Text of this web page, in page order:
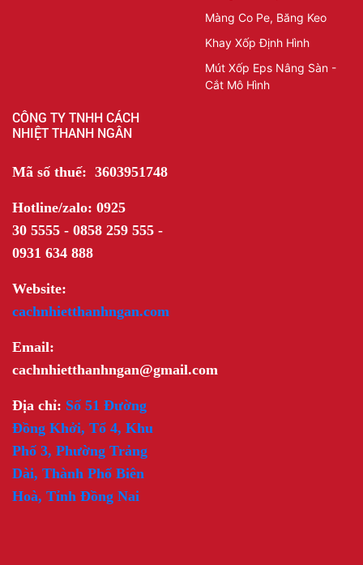
Màng Co Pe, Băng Keo
Khay Xốp Định Hình
Mút Xốp Eps Nâng Sàn -
Cắt Mô Hình
CÔNG TY TNHH CÁCH
NHIỆT THANH NGÂN
Mã số thuế: 3603951748
Hotline/zalo: 0925
30 5555 - 0858 259 555 -
0931 634 888
Website:
cachnhietthanhngan.com
Email:
cachnhietthanhngan@gmail.com
Địa chỉ: Số 51 Đường
Đồng Khởi, Tổ 4, Khu
Phố 3, Phường Trảng
Dài, Thành Phố Biên
Hoà, Tỉnh Đồng Nai